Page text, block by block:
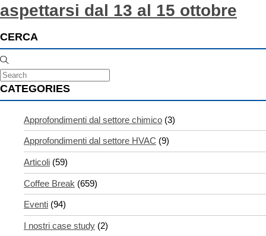
aspettarsi dal 13 al 15 ottobre
CERCA
CATEGORIES
Approfondimenti dal settore chimico (3)
Approfondimenti dal settore HVAC (9)
Articoli (59)
Coffee Break (659)
Eventi (94)
I nostri case study (2)